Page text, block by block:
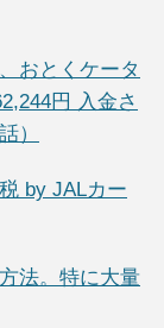
おとくケータ
円 入金さ
）
by JALカー
法。特に大量